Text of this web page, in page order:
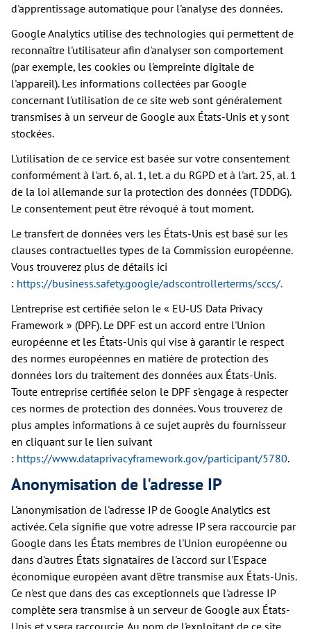
d'apprentissage automatique pour l'analyse des données.
Google Analytics utilise des technologies qui permettent de
reconnaître l'utilisateur afin d'analyser son comportement
(par exemple, les cookies ou l'empreinte digitale de
l'appareil). Les informations collectées par Google
concernant l'utilisation de ce site web sont généralement
transmises à un serveur de Google aux États-Unis et y sont
stockées.
L'utilisation de ce service est basée sur votre consentement
conformément à l'art. 6, al. 1, let. a du RGPD et à l'art. 25, al. 1
de la loi allemande sur la protection des données (TDDDG).
Le consentement peut être révoqué à tout moment.
Le transfert de données vers les États-Unis est basé sur les
clauses contractuelles types de la Commission européenne.
Vous trouverez plus de détails ici
: https://business.safety.google/adscontrollerterms/sccs/.
L'entreprise est certifiée selon le « EU-US Data Privacy
Framework » (DPF). Le DPF est un accord entre l'Union
européenne et les États-Unis qui vise à garantir le respect
des normes européennes en matière de protection des
données lors du traitement des données aux États-Unis.
Toute entreprise certifiée selon le DPF s'engage à respecter
ces normes de protection des données. Vous trouverez de
plus amples informations à ce sujet auprès du fournisseur
en cliquant sur le lien suivant
: https://www.dataprivacyframework.gov/participant/5780.
Anonymisation de l'adresse IP
L'anonymisation de l'adresse IP de Google Analytics est
activée. Cela signifie que votre adresse IP sera raccourcie par
Google dans les États membres de l'Union européenne ou
dans d'autres États signataires de l'accord sur l'Espace
économique européen avant d'être transmise aux États-Unis.
Ce n'est que dans des cas exceptionnels que l'adresse IP
complète sera transmise à un serveur de Google aux États-